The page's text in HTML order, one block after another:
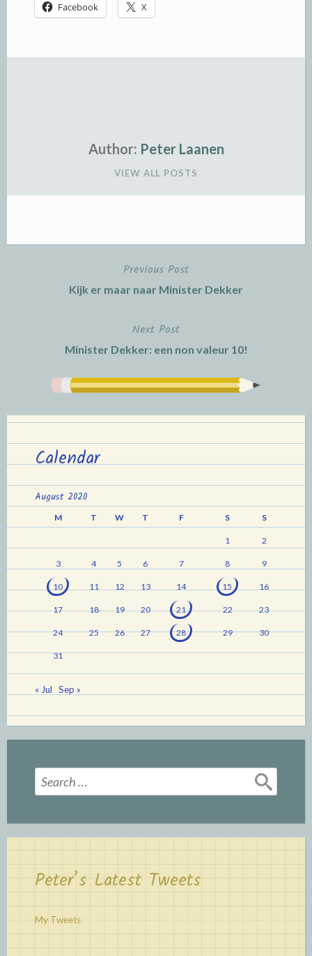
Facebook X
Author: Peter Laanen
VIEW ALL POSTS
Previous Post
Kijk er maar naar Minister Dekker
Next Post
Minister Dekker: een non valeur 10!
Calendar
August 2020
M T W T F S S
1 2
3 4 5 6 7 8 9
10 11 12 13 14 15 16
17 18 19 20 21 22 23
24 25 26 27 28 29 30
31
« Jul Sep »
Search
for:
Peter’s Latest Tweets
My Tweets